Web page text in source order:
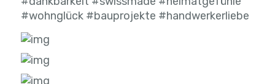
#wohnglück #bauprojekte #handwerkerliebe